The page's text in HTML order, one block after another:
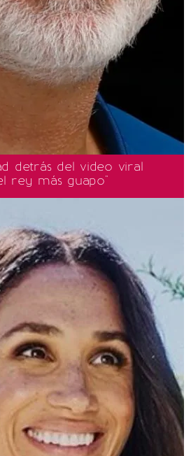
detrás del video viral
rey más guapo"